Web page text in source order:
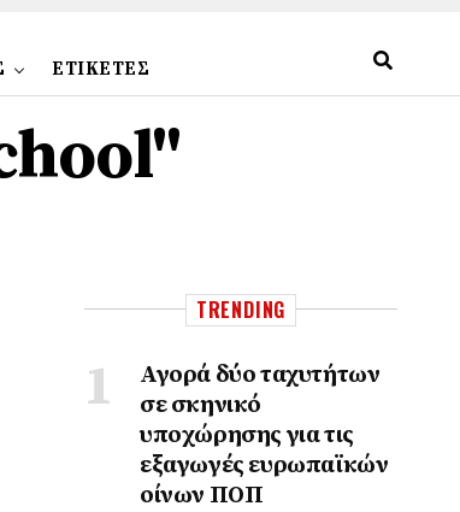
ΕΤΙΚΕΤΕΣ
TRENDING
Αγορά δύο ταχυτήτων
σε σκηνικό
υποχώρησης για τις
εξαγωγές ευρωπαϊκών
οίνων ΠΟΠ